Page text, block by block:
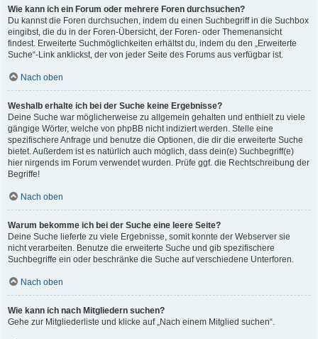
Wie kann ich ein Forum oder mehrere Foren durchsuchen?
Du kannst die Foren durchsuchen, indem du einen Suchbegriff in die Suchbox
eingibst, die du in der Foren-Übersicht, der Foren- oder Themenansicht
findest. Erweiterte Suchmöglichkeiten erhältst du, indem du den „Erweiterte
Suche“-Link anklickst, der von jeder Seite des Forums aus verfügbar ist.
Nach oben
Weshalb erhalte ich bei der Suche keine Ergebnisse?
Deine Suche war möglicherweise zu allgemein gehalten und enthielt zu viele
gängige Wörter, welche von phpBB nicht indiziert werden. Stelle eine
spezifischere Anfrage und benutze die Optionen, die dir die erweiterte Suche
bietet. Außerdem ist es natürlich auch möglich, dass dein(e) Suchbegriff(e)
hier nirgends im Forum verwendet wurden. Prüfe ggf. die Rechtschreibung der
Begriffe!
Nach oben
Warum bekomme ich bei der Suche eine leere Seite?
Deine Suche lieferte zu viele Ergebnisse, somit konnte der Webserver sie
nicht verarbeiten. Benutze die erweiterte Suche und gib spezifischere
Suchbegriffe ein oder beschränke die Suche auf verschiedene Unterforen.
Nach oben
Wie kann ich nach Mitgliedern suchen?
Gehe zur Mitgliederliste und klicke auf „Nach einem Mitglied suchen“.